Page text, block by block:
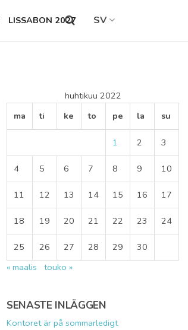
LISSABON 2027
Search
this
SV
huhtikuu 2022
ma
ti ke to pe la su
1 2 3
4 5 6 7 8 9 10
11 12 13 14 15 16 17
18 19 20 21 22 23 24
25 26 27 28 29
30
« maalis
touko »
SENASTE INLÄGGEN
Kontoret är på sommarledigt